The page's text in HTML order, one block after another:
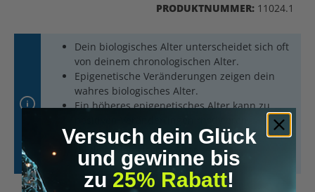
PRODUKTNUMMER: 11024.1
Dein biologisches Alter unterscheidet sich oft
von deinem chronologischen Alter.
Epigenetische Veränderungen zeigen dein
wahres biologisches Alter.
Ein höheres epigenetisches Alter kann zu
Durch Anpassungen deines Lebensstils kannst
du dein biologisches Alter senken.
Versuch dein Glück
und gewinne bis
zu 25% Rabatt!